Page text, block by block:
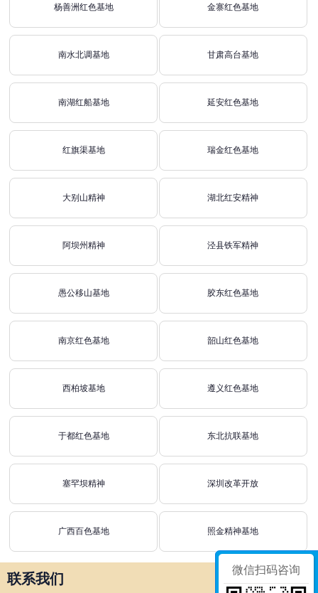
杨善洲红色基地 金寨红色基地
南水北调基地 甘肃高台基地
南湖红船基地 延安红色基地
红旗渠基地 瑞金红色基地
大别山精神 湖北红安精神
阿坝州精神 泾县铁军精神
愚公移山基地 胶东红色基地
南京红色基地 韶山红色基地
西柏坡基地 遵义红色基地
于都红色基地 东北抗联基地
塞罕坝精神 深圳改革开放
广西百色基地 照金精神基地
联系我们
微信扫码咨询